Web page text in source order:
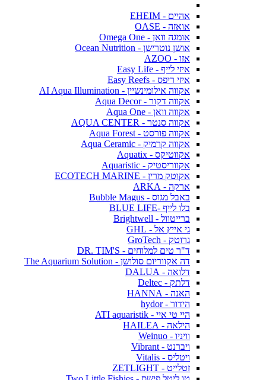
אהיים - EHEIM
אואזה - OASE
אומגה וואן - Omega One
אושן נוטרישן - Ocean Nutrition
אזו - AZOO
איזי לייף - Easy Life
איזי ריפס - Easy Reefs
אקווה אילומינשיין - AI Aqua Illumination
אקווה דקור - Aqua Decor
אקווה וואן - Aqua One
אקווה סנטר - AQUA CENTER
אקווה פורסט - Aqua Forest
אקווה קרמיק - Aqua Ceramic
אקווטיקס - Aquatix
אקווריסטיק - Aquaristic
אקוטק מרין - ECOTECH MARINE
ארקה - ARKA
באבל מגוס - Bubble Magus
בלו לייף -BLUE LIFE
ברייטוול - Brightwell
גי אייץ אל - GHL
גרוטק - GroTech
ד"ר טים למלוחים - DR. TIM'S
דה אקווריום סולושן - The Aquarium Solution
דלואה - DALUA
דלתק - Deltec
האנה - HANNA
הידור - hydor
היי טי איי - ATI aquaristik
הילאה - HAILEA
וויניו - Weinuo
ויברנט - Vibrant
ויטליס - Vitalis
זטלייט - ZETLIGHT